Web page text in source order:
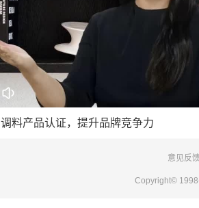
调料产品认证，提升品牌竞争力
意见反
Copyright©